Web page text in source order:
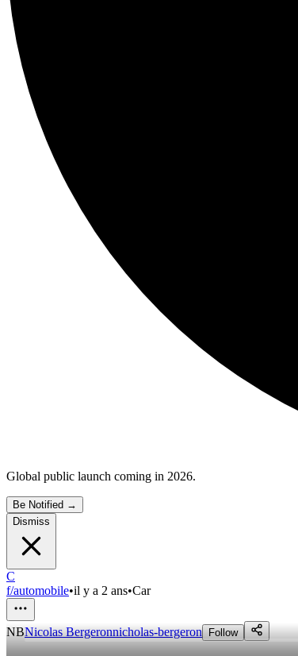
Global public launch coming in 2026.
Be Notified →
Dismiss
C
f/automobile•il y a 2 ans•Car
NBNicolas Bergeronnicholas-bergeron Follow